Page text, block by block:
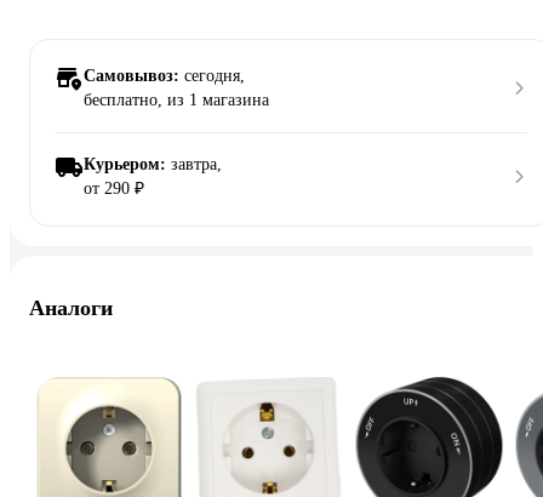
Самовывоз: сегодня,
бесплатно, из 1 магазина
Курьером: завтра,
от 290 ₽
Аналоги